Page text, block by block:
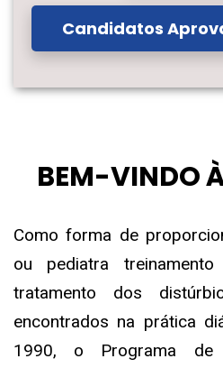
Candidatos
BEM-VINDO
Como forma de
ou pediatra
tratamento dos
encontrados na prática
1990, o Programa de